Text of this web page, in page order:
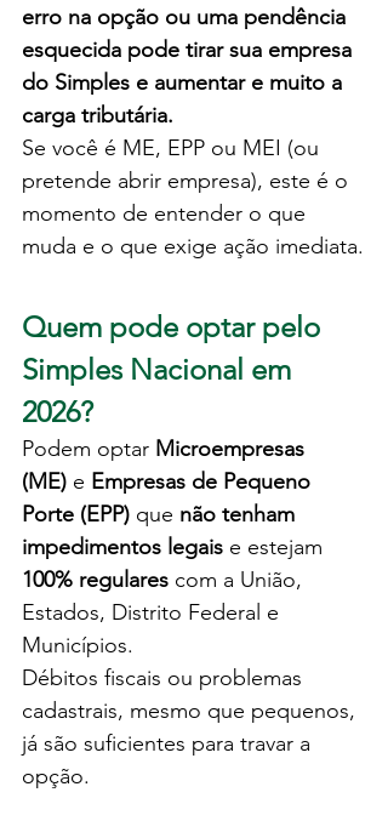
erro na opção ou uma pendência
esquecida pode tirar sua empresa
do Simples e aumentar e muito a
carga tributária.
Se você é ME, EPP ou MEI (ou
pretende abrir empresa), este é o
momento de entender o que
muda e o que exige ação imediata.
Quem pode optar pelo
Simples Nacional em
2026?
Podem optar Microempresas
(ME) e Empresas de Pequeno
Porte (EPP) que não tenham
impedimentos legais e estejam
100% regulares com a União,
Estados, Distrito Federal e
Municípios.
Débitos fiscais ou problemas
cadastrais, mesmo que pequenos,
já são suficientes para travar a
opção.